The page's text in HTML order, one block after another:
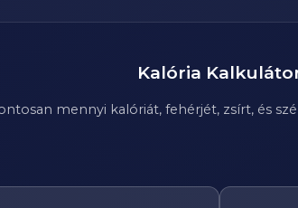
Kalória
mennyi kalóriát, fehérjét, zsírt, és